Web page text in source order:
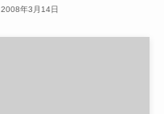
2008年3月14日